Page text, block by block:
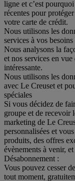
ligne et c’est
récentes pour
votre carte de crédit.
Nous utilisons les
services à vos besoins
Nous analysons la
et nos services en
intéressante.
Nous utilisons les
avec Le Creuset et
spéciales
Si vous décidez de
groupe et de recevoir
marketing de Le
personnalisées et
produits, des offres
évènements à venir,
Désabonnement :
Vous pouvez cesser
tout moment,